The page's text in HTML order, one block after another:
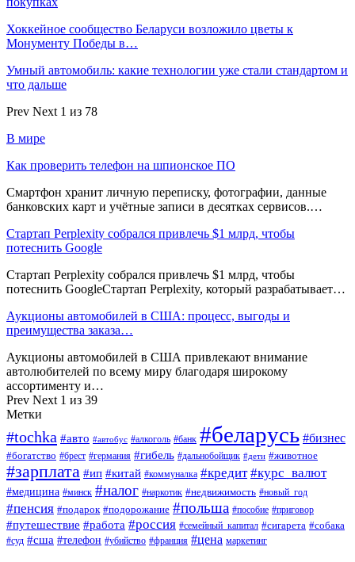
Хоккейное сообщество Беларуси возложило цветы к
Монументу Победы в…
Умный автомобиль: какие технологии уже стали стандартом и
что дальше
Prev Next 1 из 78
В мире
Как проверить телефон на шпионское ПО
Смартфон хранит личную переписку, фотографии, данные
банковских карт и учётные записи в десятках сервисов.…
Стартап Perplexity собрался привлечь $1 млрд, чтобы
потеснить Google
Стартап Perplexity собрался привлечь $1 млрд, чтобы
потеснить GoogleСтартап Perplexity, который разрабатывает…
Аукционы автомобилей в США: процесс, выгоды и
преимущества заказа…
Аукционы автомобилей в США привлекают внимание
автолюбителей по всему миру благодаря широкому
ассортименту и…
Prev Next 1 из 39
Метки
#tochka #авто #автобус #алкоголь #банк #беларусь #бизнес
#богатство #брест #германия #гибель #дальнобойщик #дети #животное
#зарплата #ип #китай #коммуналка #кредит #курс_валют
#медицина #минск #налог #наркотик #недвижимость #новый_год
#пенсия #подарок #подорожание #польша #пособие #приговор
#путешествие #работа #россия #семейный_капитал #сигарета #собака
#суд #сша #телефон #убийство #франция #цена маркетинг